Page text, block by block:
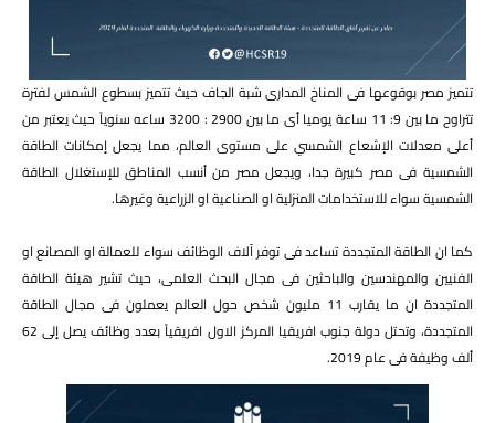
تتميز مصر بوقوعها فى المناخ المدارى شبة الجاف حيث تتميز بسطوع الشمس لفترة
تتراوح ما بين 9: 11 ساعة يوميا أى ما بين 2900 : 3200 ساعه سنوياً حيث يعتبر من
أعلى معدلات الإشعاع الشمسي على مستوى العالم، مما يجعل إمكانات الطاقة
الشمسية فى مصر كبيرة جدا، ويجعل مصر من أنسب المناطق للإستغلال الطاقة
الشمسية سواء للاستخدامات المنزلية او الصناعية او الزراعية وغيرها. ​
كما ان الطاقة المتجددة تساعد فى توفر آلاف الوظائف سواء للعمالة او المصانع او
الفنيين والمهندسين والباحثين فى مجال البحث العلمى، حيث تشير هيئة الطاقة
المتجددة ان ما يقارب 11 مليون شخص حول العالم يعملون فى مجال الطاقة
المتجددة، وتحتل دولة جنوب افريقيا المركز الاول افريقياً بعدد وظائف يصل إلى 62
ألف وظيفة فى عام 2019.